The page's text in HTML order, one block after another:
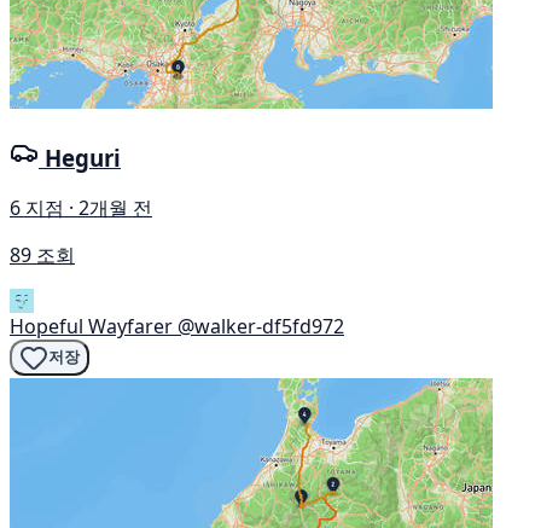
Heguri
6 지점 · 2개월 전
89 조회
Hopeful Wayfarer @walker-df5fd972
저장